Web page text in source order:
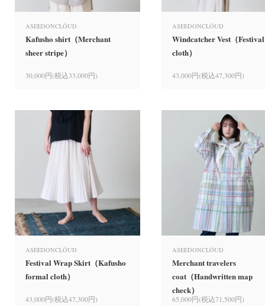
ASEEDONCLÖUD
Kafusho shirt（Merchant
sheer stripe）
30,000円(税込33,000円)
ASEEDONCLÖUD
Windcatcher Vest（Festival
cloth）
43,000円(税込47,300円)
ASEEDONCLÖUD
Festival Wrap Skirt（Kafusho
formal cloth）
43,000円(税込47,300円)
ASEEDONCLÖUD
Merchant travelers
coat（Handwritten map
check）
65,000円(税込71,500円)